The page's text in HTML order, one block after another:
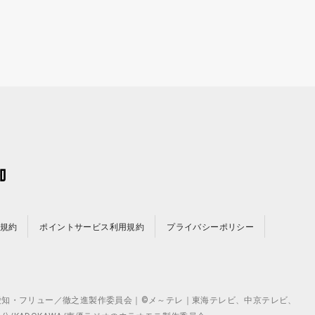
約 ポイントサービス利用規約 プライバシーポリシー
フリュー／徹之進製作委員会｜©メ～テレ｜東海テレビ、中京テレビ、